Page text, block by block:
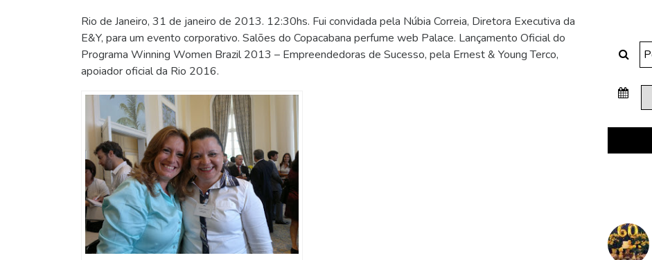
Rio de Janeiro, 31 de janeiro de 2013. 12:30hs. Fui convidada pela Núbia Correia, Diretora Executiva da
E&Y, para um evento corporativo. Salões do Copacabana perfume web Palace. Lançamento Oficial do
Programa Winning Women Brazil 2013 – Empreendedoras de Sucesso, pela Ernest & Young Terco,
apoiador oficial da Rio 2016.